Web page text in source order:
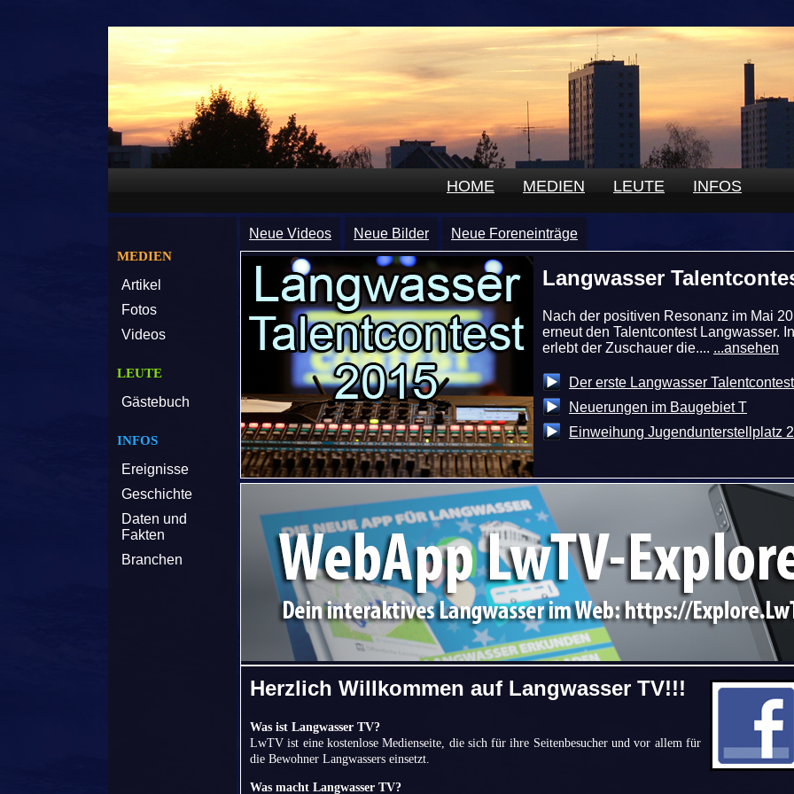
HOME MEDIEN LEUTE INFOS
MEDIEN
Artikel
Fotos
Videos
LEUTE
Gästebuch
INFOS
Ereignisse
Geschichte
Daten und
Fakten
Branchen
Neue Videos Neue Bilder Neue Foreneinträge
Langwasser
Nach der positiven Resonanz im Mai
erneut den Talentcontest Langwasser.
erlebt der Zuschauer die.... ...ansehen
Der erste Langwasser Talentcontest
Neuerungen im Baugebiet T
Einweihung Jugendunterstellplatz
Herzlich Willkommen auf Langwasser TV!!!
Was ist Langwasser TV?
LwTV ist eine kostenlose Medienseite, die sich für ihre Seitenbesucher und vor allem für
die Bewohner Langwassers einsetzt.
Was macht Langwasser TV?